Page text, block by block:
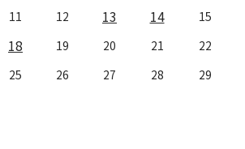
11 12 13 14
15
18 19 20 21
22
25 26 27 28
29